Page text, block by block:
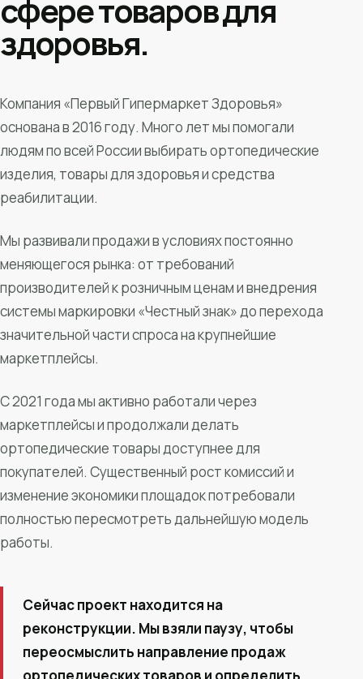
сфере товаров для
здоровья.
Компания «Первый Гипермаркет Здоровья»
основана в 2016 году. Много лет мы помогали
людям по всей России выбирать ортопедические
изделия, товары для здоровья и средства
реабилитации.
Мы развивали продажи в условиях постоянно
меняющегося рынка: от требований
производителей к розничным ценам и внедрения
системы маркировки «Честный знак» до перехода
значительной части спроса на крупнейшие
маркетплейсы.
С 2021 года мы активно работали через
маркетплейсы и продолжали делать
ортопедические товары доступнее для
покупателей. Существенный рост комиссий и
изменение экономики площадок потребовали
полностью пересмотреть дальнейшую модель
работы.
Сейчас проект находится на
реконструкции. Мы взяли паузу, чтобы
переосмыслить направление продаж